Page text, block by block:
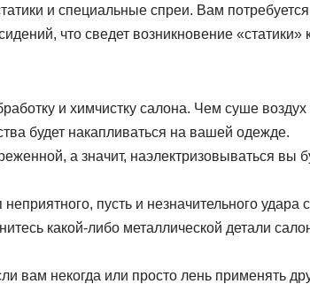
и специальные спреи. Вам потребуется
что сведет возникновение «статики»
и химчистку салона. Чем суше
будет накапливаться на вашей одежде.
а значит, наэлектризовываться вы
пусть и незначительного удара
какой-либо металлической детали
вам некогда или просто лень применять